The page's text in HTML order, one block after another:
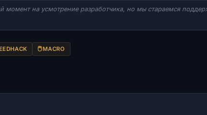
на усмотрение разработчика, но мы стараемся
🖱️MACRO